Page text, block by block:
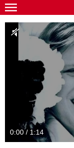
Skip
to
main
Gwiazdy
Styl życia
Kultura
0:00 / 1:14